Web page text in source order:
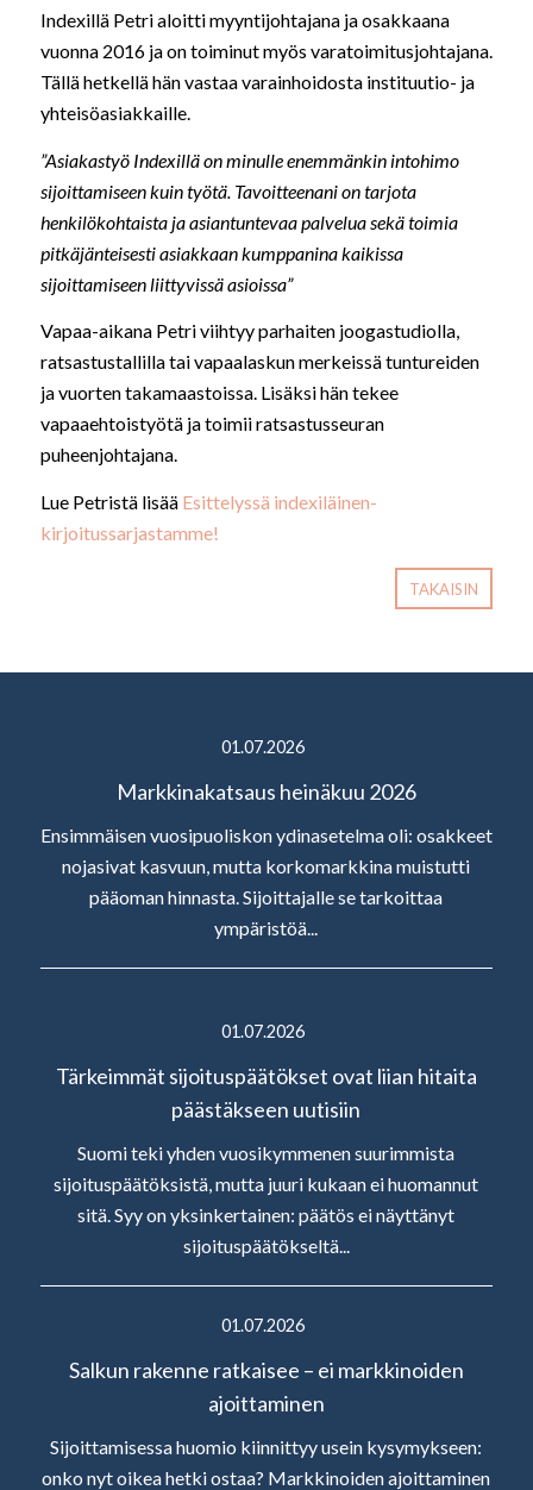
Indexillä Petri aloitti myyntijohtajana ja osakkaana
vuonna 2016 ja on toiminut myös varatoimitusjohtajana.
Tällä hetkellä hän vastaa varainhoidosta instituutio- ja
yhteisöasiakkaille.
”Asiakastyö Indexillä on minulle enemmänkin intohimo
sijoittamiseen kuin työtä. Tavoitteenani on tarjota
henkilökohtaista ja asiantuntevaa palvelua sekä toimia
pitkäjänteisesti asiakkaan kumppanina kaikissa
sijoittamiseen liittyvissä asioissa”
Vapaa-aikana Petri viihtyy parhaiten joogastudiolla,
ratsastustallilla tai vapaalaskun merkeissä tuntureiden
ja vuorten takamaastoissa. Lisäksi hän tekee
vapaaehtoistyötä ja toimii ratsastusseuran
puheenjohtajana.
Lue Petristä lisää Esittelyssä indexiläinen-
kirjoitussarjastamme!
TAKAISIN
01.07.2026
Markkinakatsaus heinäkuu 2026
Ensimmäisen vuosipuoliskon ydinasetelma oli: osakkeet
nojasivat kasvuun, mutta korkomarkkina muistutti
pääoman hinnasta. Sijoittajalle se tarkoittaa
ympäristöä...
01.07.2026
Tärkeimmät sijoituspäätökset ovat liian hitaita
päästäkseen uutisiin
Suomi teki yhden vuosikymmenen suurimmista
sijoituspäätöksistä, mutta juuri kukaan ei huomannut
sitä. Syy on yksinkertainen: päätös ei näyttänyt
sijoituspäätökseltä...
01.07.2026
Salkun rakenne ratkaisee – ei markkinoiden
ajoittaminen
Sijoittamisessa huomio kiinnittyy usein kysymykseen:
onko nyt oikea hetki ostaa? Markkinoiden ajoittaminen